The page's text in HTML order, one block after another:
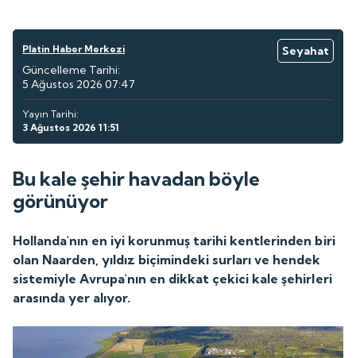
Platin Haber Merkezi
Seyahat
Güncelleme Tarihi:
5 Ağustos 2026 07:47
Yayın Tarihi:
3 Ağustos 2026 11:51
Bu kale şehir havadan böyle
görünüyor
Hollanda'nın en iyi korunmuş tarihi kentlerinden biri
olan Naarden, yıldız biçimindeki surları ve hendek
sistemiyle Avrupa'nın en dikkat çekici kale şehirleri
arasında yer alıyor.